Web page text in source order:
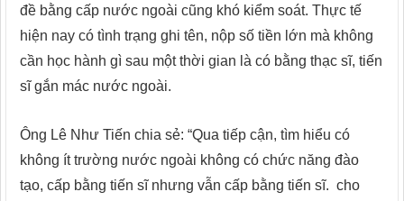
đề bằng cấp nước ngoài cũng khó kiểm soát. Thực tế
hiện nay có tình trạng ghi tên, nộp số tiền lớn mà không
cần học hành gì sau một thời gian là có bằng thạc sĩ, tiến
sĩ gắn mác nước ngoài.
Ông Lê Như Tiến chia sẻ: “Qua tiếp cận, tìm hiểu có
không ít trường nước ngoài không có chức năng đào
tạo, cấp bằng tiến sĩ nhưng vẫn cấp bằng tiến sĩ. cho